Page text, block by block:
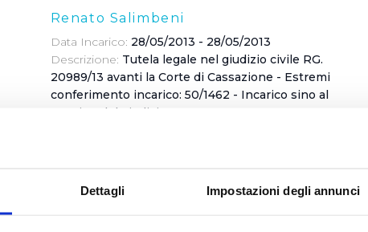
Dettagli Impostazioni degli annunci
Renato Salimbeni
Data Incarico: 28/05/2013 - 28/05/2013
Descrizione: Tutela legale nel giudizio civile RG.
20989/13 avanti la Corte di Cassazione - Estremi
conferimento incarico: 50/1462 - Incarico sino al
termine del giudizio